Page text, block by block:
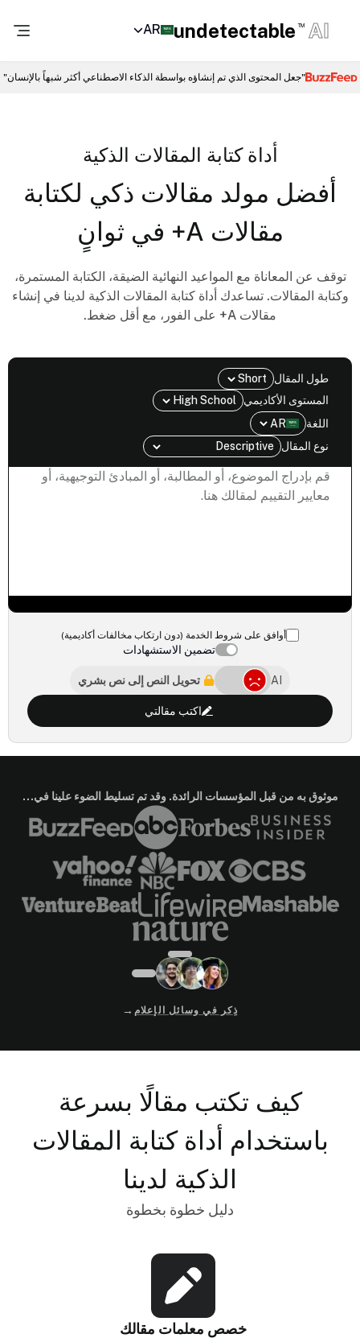
undetectable TM AI
AR
"جعل المحتوى الذي تم إنشاؤه بواسطة الذكاء الاصطناعي أكثر شبهاً بالإنسان"
أداة كتابة المقالات الذكية
أفضل مولد مقالات ذكي لكتابة
مقالات A+ في ثوانٍ
توقف عن المعاناة مع المواعيد النهائية الضيقة، الكتابة المستمرة،
وكتابة المقالات. تساعدك أداة كتابة المقالات الذكية لدينا في إنشاء
مقالات A+ على الفور، مع أقل ضغط.
طول المقال
Short
المستوى الأكاديمي
High School
اللغة
AR
نوع المقال
Descriptive
قم بإدراج الموضوع، أو المطالبة، أو المبادئ التوجيهية، أو
معايير التقييم لمقالك هنا.
أوافق على شروط الخدمة (دون ارتكاب مخالفات أكاديمية)
تضمين الاستشهادات
AI تحويل النص إلى نص بشري
اكتب مقالتي
موثوق به من قبل المؤسسات الرائدة. وقد تم تسليط الضوء علينا في…
ذِكر في وسائل الإعلام →
كيف تكتب مقالًا بسرعة
باستخدام أداة كتابة المقالات
الذكية لدينا
دليل خطوة بخطوة
خصص معلمات مقالك